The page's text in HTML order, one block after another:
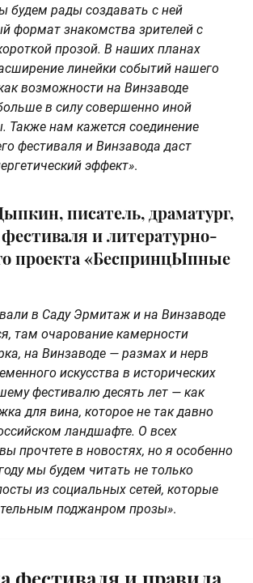
будем рады создавать с ней
формат знакомства зрителей с
прозой. В наших планах
линейки событий нашего
возможности на Винзаводе
в силу совершенно иной
Также нам кажется соединение
фестиваля и Винзавода даст
эффект».
писатель, драматург,
и литературно-
проекта «БеспринцЫпные
в Саду Эрмитаж и на Винзаводе
там очарование камерности
на Винзаводе — размах и нерв
искусства в исторических
фестивалю десять лет — как
для вина, которое не так давно
ландшафте. О всех
прочтете в новостях, но я особенно
мы будем читать не только
из социальных сетей, которые
поджанром прозы».